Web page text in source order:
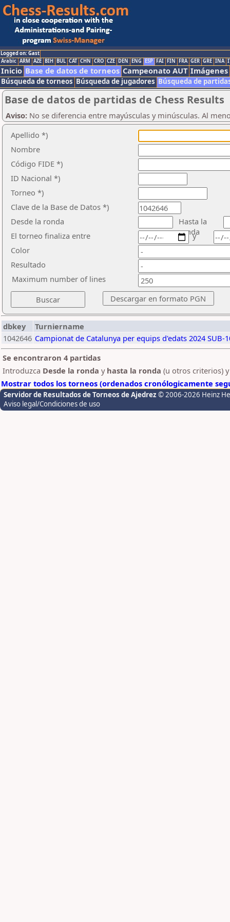
Logged on: Gast
Arabic ARM AZE BIH BUL CAT CHN CRO CZE DEN ENG ESP FAI FIN FRA GER GRE INA
Inicio Base de datos de torneos Campeonato AUT Imágenes
Búsqueda de torneos Búsqueda de jugadores Búsqueda de
Base de datos de partidas de Chess Results
Aviso: No se diferencia entre mayúsculas y minúsculas. Al
Apellido *)
Nombre
Código FIDE *)
ID Nacional *)
Torneo *)
Clave de la Base de Datos *)
Desde la ronda
Hasta la
ronda
El torneo finaliza entre
Color
Resultado
y
Maximum number of lines
dbkey
Turniername
1042646 Campionat de Catalunya per equips d'edats 2024 SUB-
Se encontraron 4 partidas
Introduzca Desde la ronda y hasta la ronda (u otros criterios)
Mostrar todos los torneos (ordenados cronólogicamente
Servidor de Resultados de Torneos de Ajedrez © 2006-2026 Heinz
Aviso legal/Condiciones de uso